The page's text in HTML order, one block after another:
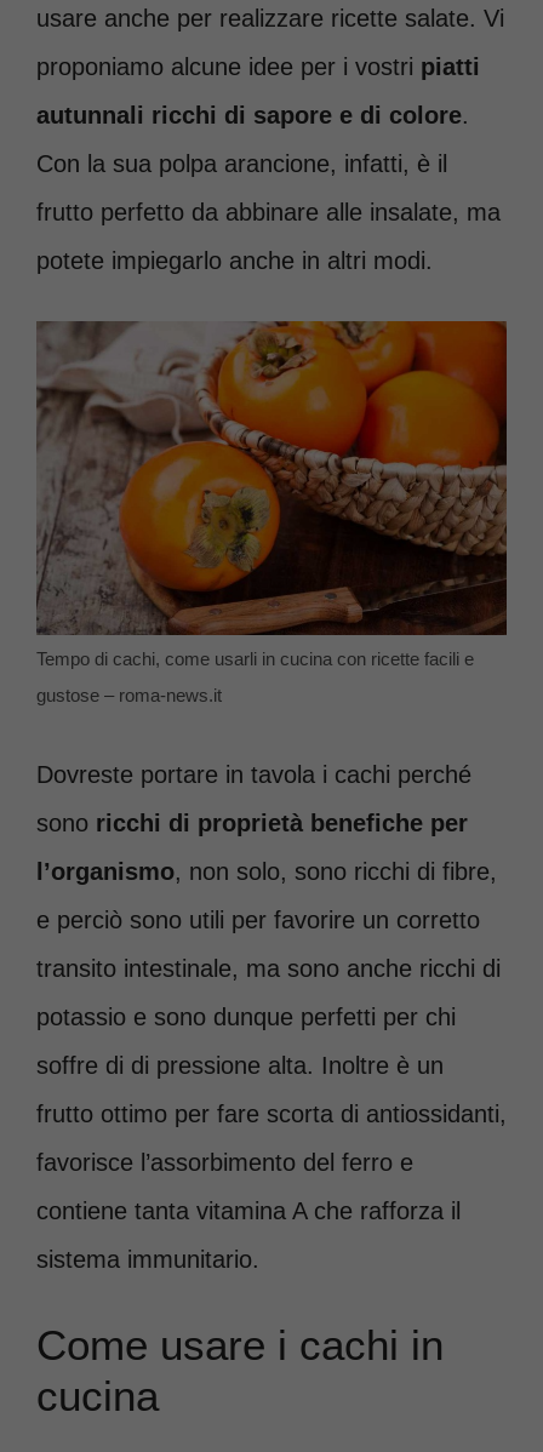
usare anche per realizzare ricette salate. Vi
proponiamo alcune idee per i vostri piatti
autunnali ricchi di sapore e di colore.
Con la sua polpa arancione, infatti, è il
frutto perfetto da abbinare alle insalate, ma
potete impiegarlo anche in altri modi.
Tempo di cachi, come usarli in cucina con ricette facili e
gustose – roma-news.it
Dovreste portare in tavola i cachi perché
sono ricchi di proprietà benefiche per
l’organismo, non solo, sono ricchi di fibre,
e perciò sono utili per favorire un corretto
transito intestinale, ma sono anche ricchi di
potassio e sono dunque perfetti per chi
soffre di di pressione alta. Inoltre è un
frutto ottimo per fare scorta di antiossidanti,
favorisce l’assorbimento del ferro e
contiene tanta vitamina A che rafforza il
sistema immunitario.
Come usare i cachi in
cucina